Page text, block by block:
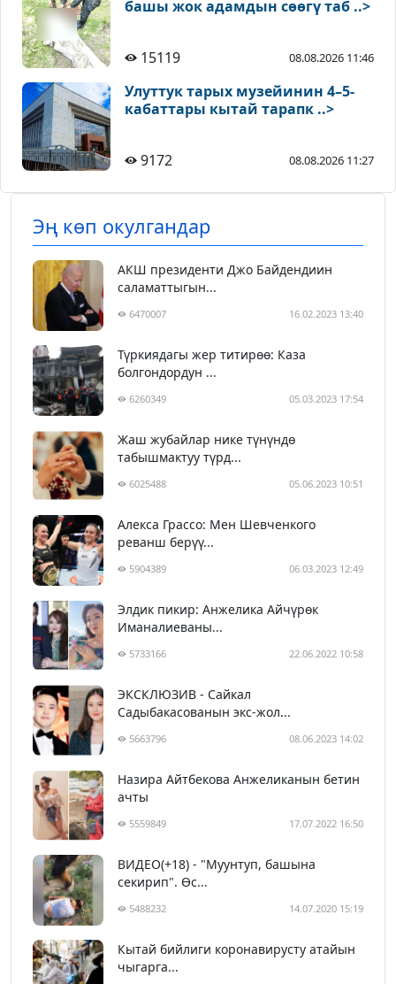
башы жок адамдын сөөгү таб ..>
15119 08.08.2026 11:46
Улуттук тарых музейинин 4–5-
кабаттары кытай тарапк ..>
9172 08.08.2026 11:27
Эң көп окулгандар
АКШ президенти Джо Байдендиин
саламаттыгын...
6470007 16.02.2023 13:40
Түркиядагы жер титирөө: Каза
болгондордун ...
6260349 05.03.2023 17:54
Жаш жубайлар нике түнүндө
табышмактуу түрд...
6025488 05.06.2023 10:51
Алекса Грассо: Мен Шевченкого
реванш берүү...
5904389 06.03.2023 12:49
Элдик пикир: Анжелика Айчүрөк
Иманалиеваны...
5733166 22.06.2022 10:58
ЭКСКЛЮЗИВ - Сайкал
Садыбакасованын экс-жол...
5663796 08.06.2023 14:02
Назира Айтбекова Анжеликанын бетин
ачты
5559849 17.07.2022 16:50
ВИДЕО(+18) - "Муунтуп, башына
секирип". Өс...
5488232 14.07.2020 15:19
Кытай бийлиги коронавирусту атайын
чыгарга...